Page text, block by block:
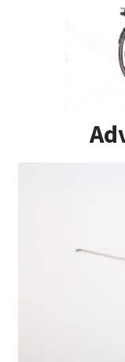
Vertrag widerrufen